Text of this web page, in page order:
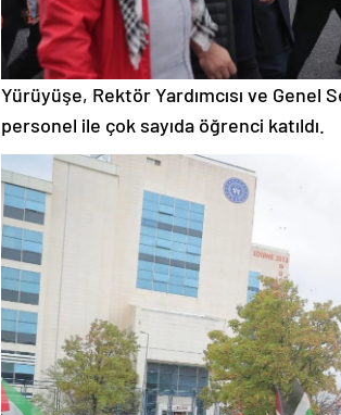
Yürüyüşe, Rektör Yardımcısı ve
personel ile çok sayıda öğrenci katıldı.